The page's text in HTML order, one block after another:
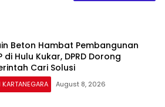
Beton Hambat Pembangunan
di Hulu Kukar, DPRD Dorong
Cari Solusi
KARTANEGARA August 8, 2026